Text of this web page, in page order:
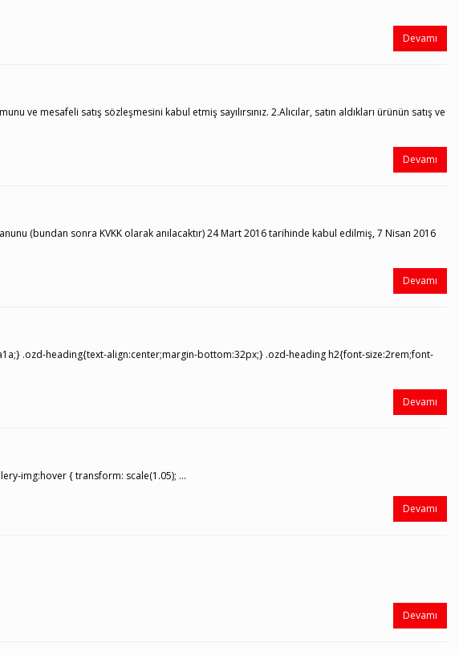
Devamı
mesafeli satış sözleşmesini kabul etmiş sayılırsınız. 2.Alıcılar, satın aldıkları ürünün satış ve
Devamı
(bundan sonra KVKK olarak anılacaktır) 24 Mart 2016 tarihinde kabul edilmiş, 7 Nisan 2016
Devamı
.ozd-heading{text-align:center;margin-bottom:32px;} .ozd-heading h2{font-size:2rem;font-
Devamı
img:hover { transform: scale(1.05); ...
Devamı
Devamı